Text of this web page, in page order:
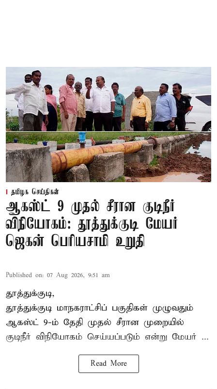
தமிழக செய்திகள்
ஆகஸ்ட் 9 முதல் சீரான குடிநீர்
விநியோகம்: தூத்துக்குடி மேயர்
ஜெகன் பெரியசாமி உறுதி
Published on: 07 Aug 2026, 9:51 am
தூத்துக்குடி,
தூத்துக்குடி மாநகராட்சிப் பகுதிகள் முழுவதும்
ஆகஸ்ட் 9-ம் தேதி முதல் சீரான முறையில்
குடிநீர் விநியோகம் செய்யப்படும் என்று மேயர் ...
Read More